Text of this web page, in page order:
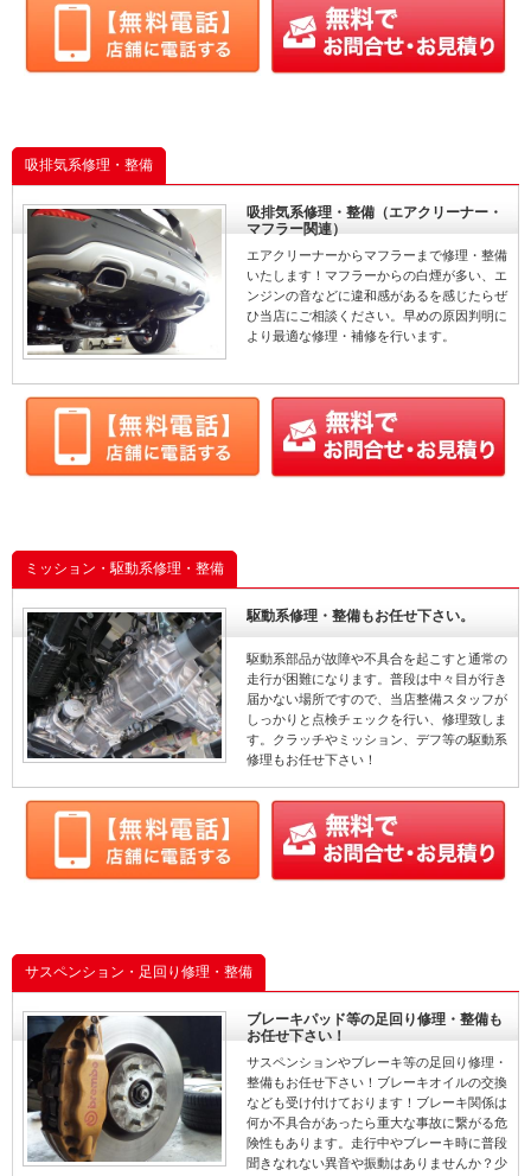
吸排気系修理・整備
吸排気系修理・整備（エアクリーナー・
マフラー関連）
エアクリーナーからマフラーまで修理・整備
いたします！マフラーからの白煙が多い、エ
ンジンの音などに違和感があるを感じたらぜ
ひ当店にご相談ください。早めの原因判明に
より最適な修理・補修を行います。
ミッション・駆動系修理・整備
駆動系修理・整備もお任せ下さい。
駆動系部品が故障や不具合を起こすと通常の
走行が困難になります。普段は中々目が行き
届かない場所ですので、当店整備スタッフが
しっかりと点検チェックを行い、修理致しま
す。クラッチやミッション、デフ等の駆動系
修理もお任せ下さい！
サスペンション・足回り修理・整備
ブレーキパッド等の足回り修理・整備も
お任せ下さい！
サスペンションやブレーキ等の足回り修理・
整備もお任せ下さい！ブレーキオイルの交換
なども受け付けております！ブレーキ関係は
何か不具合があったら重大な事故に繋がる危
険性もあります。走行中やブレーキ時に普段
聞きなれない異音や振動はありませんか？少